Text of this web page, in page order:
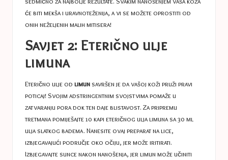
će biti mekša i uravnoteženija, a vi se možete oprostiti od
onih neželjenih malih mitisera!
Savjet 2: Eterično ulje
limuna
Eterično ulje od limun savršen je da vašoj koži pruži pravi
poticaj! Svojim adstringentnim svojstvima pomaže u
zatvaranju pora dok ten daje blistavost. Za pripremu
tretmana pomiješajte 10 kapi eteričnog ulja limuna sa 30 ml
ulja slatkog badema. Nanesite ovaj preparat na lice,
izbjegavajući područje oko očiju, jer može iritirati.
Izbjegavajte sunce nakon nanošenja, jer limun može učiniti